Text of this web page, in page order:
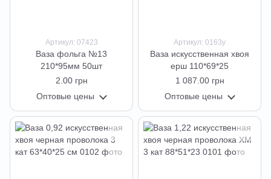
Артикул: 07423
Ваза фольга №13
210*95мм 50шт
2.00 грн
Оптовые цены
Артикул: 0163у
Ваза искусственная хвоя
ерш 110*69*25
1 087.00 грн
Оптовые цены